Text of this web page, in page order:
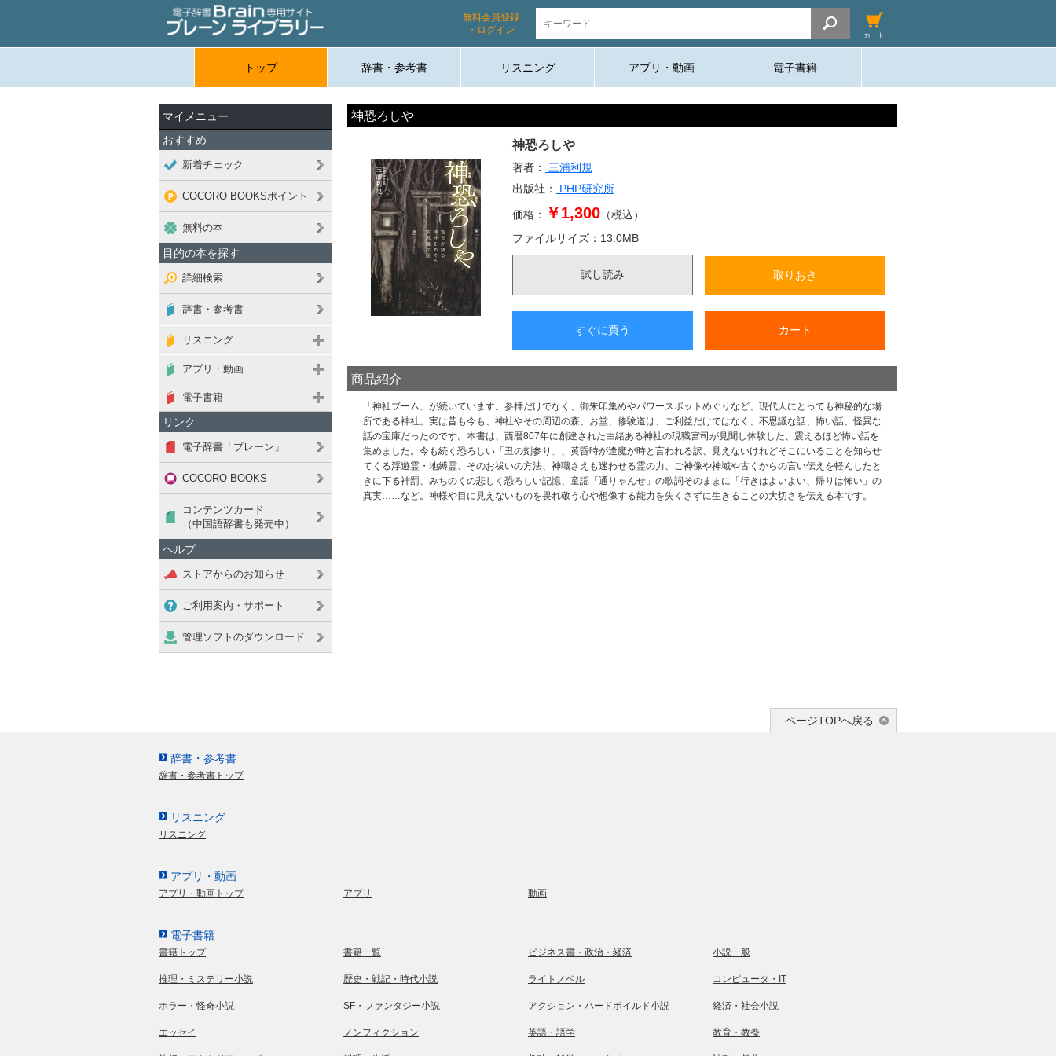
無料会員登録
・ログイン
カート
トップ 辞書・参考書 リスニング アプリ・動画 電子書籍
神恐ろしや
神恐ろしや
著者：
三浦利規
出版社：
PHP研究所
価格： ￥1,300 （税込）
ファイルサイズ： 13.0MB
試し読み 取りおき
すぐに買う カート
商品紹介
「神社ブーム」が続いています。参拝だけでなく、御朱印集めやパワースポットめぐりなど、現代人にとっても神秘的な場
所である神社。実は昔も今も、神社やその周辺の森、お堂、修験道は、ご利益だけではなく、不思議な話、怖い話、怪異な
話の宝庫だったのです。本書は、西暦807年に創建された由緒ある神社の現職宮司が見聞し体験した、震えるほど怖い話を
集めました。今も続く恐ろしい「丑の刻参り」、黄昏時が逢魔が時と言われる訳、見えないけれどそこにいることを知らせ
てくる浮遊霊・地縛霊、そのお祓いの方法、神職さえも迷わせる霊の力、ご神像や神域や古くからの言い伝えを軽んじたと
きに下る神罰、みちのくの悲しく恐ろしい記憶、童謡「通りゃんせ」の歌詞そのままに「行きはよいよい、帰りは怖い」の
真実……など。神様や目に見えないものを畏れ敬う心や想像する能力を失くさずに生きることの大切さを伝える本です。
マイメニュー
おすすめ
新着チェック
COCORO BOOKSポイント
無料の本
目的の本を探す
詳細検索
辞書・参考書
リスニング
アプリ・動画
電子書籍
リンク
電子辞書「ブレーン」
COCORO BOOKS
コンテンツカード
（中国語辞書も発売中）
ヘルプ
ストアからのお知らせ
ご利用案内・サポート
管理ソフトのダウンロード
辞書・参考書
辞書・参考書トップ
リスニング
リスニング
アプリ・動画
アプリ・動画トップ アプリ 動画
電子書籍
書籍トップ 書籍一覧 ビジネス書・政治・経済 小説一般
推理・ミステリー小説 歴史・戦記・時代小説 ライトノベル コンピュータ・IT
ホラー・怪奇小説 SF・ファンタジー小説 アクション・ハードボイルド小説 経済・社会小説
エッセイ ノンフィクション 英語・語学 教育・教養
ページTOPへ戻る